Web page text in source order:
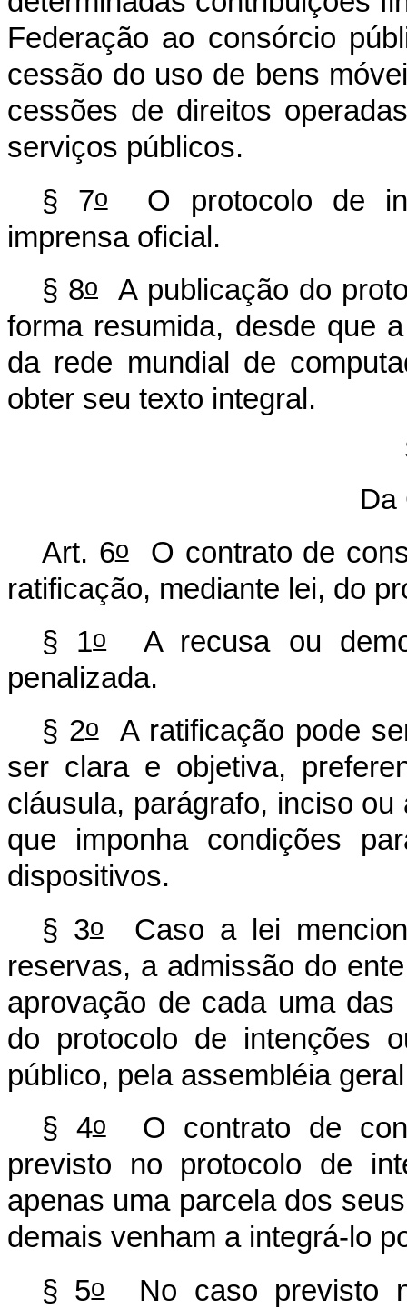
Federação ao consórcio
cessão do uso de bens
cessões de direitos
serviços públicos.
§ 7oO protocolo de
imprensa oficial.
§ 8oA publicação do
forma resumida, desde que
da rede mundial de
obter seu texto integral.
Da
Art. 6oO contrato de
ratificação, mediante lei, do
§ 1oA recusa ou
penalizada.
§ 2oA ratificação pode
ser clara e objetiva,
cláusula, parágrafo, inciso
que imponha condições
dispositivos.
§ 3oCaso a lei
reservas, a admissão do
aprovação de cada uma
do protocolo de intenções
público, pela assembléia
§ 4oO contrato de
previsto no protocolo de
apenas uma parcela dos
demais venham a integrá-lo
§ 5oNo caso previsto